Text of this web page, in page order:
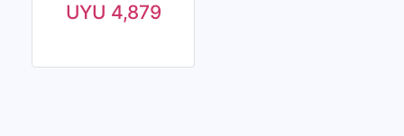
UYU 4,879